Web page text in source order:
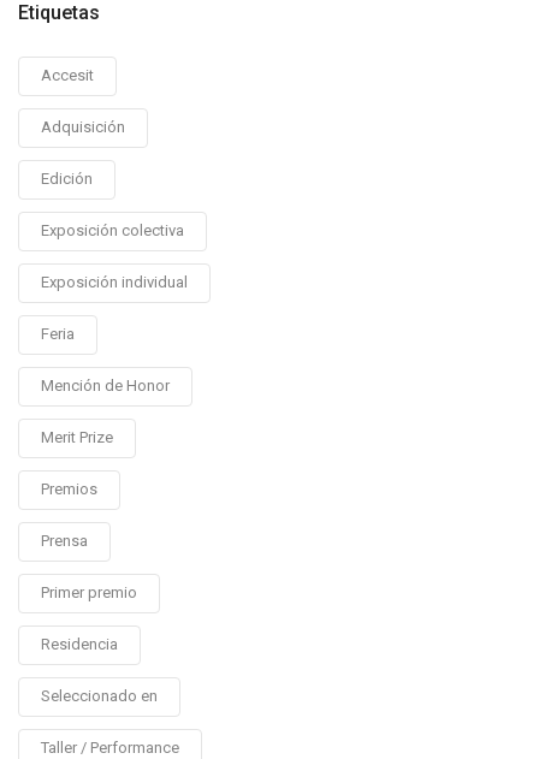
Etiquetas
Accesit
Adquisición
Edición
Exposición colectiva
Exposición individual
Feria
Mención de Honor
Merit Prize
Premios
Prensa
Primer premio
Residencia
Seleccionado en
Taller / Performance